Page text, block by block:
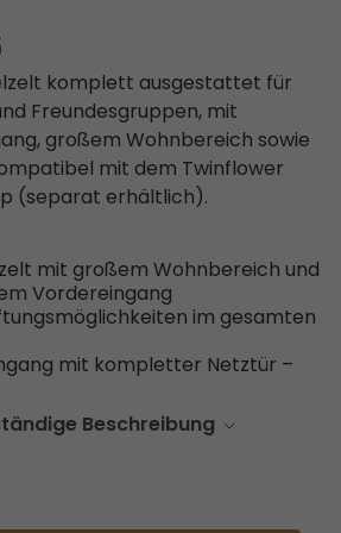
komplett ausgestattet für
Freundesgruppen, mit
großem Wohnbereich sowie
mit dem Twinflower
(separat erhältlich).
mit großem Wohnbereich und
Vordereingang
im gesamten
mit kompletter Netztür –
Beschreibung